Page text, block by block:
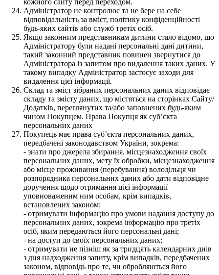
Адміністратор не контролює та не бере на себе
відповідальність за вміст, політику конфіденційності
будь-яких сайтів або служб третіх осіб.
Якщо законним представникам дитини стало відомо, що
Адміністратору були надані персональні дані дитини,
такий законний представник повинен звернутися до
Адміністратора із запитом про видалення таких даних. У
такому випадку Адміністратор застосує заходи для
видалення цієї інформації.
Склад та зміст зібраних персональних даних відповідає
складу та змісту даних, що містяться на сторінках Сайту/
Додатків, переглянутих та/або заповнених будь-яким
чином Покупцем. Права Покупця як суб’єкта
персональних даних
Покупець має права суб’єкта персональних даних,
передбачені законодавством України, зокрема:
- знати про джерела збирання, місцезнаходження своїх
персональних даних, мету їх обробки, місцезнаходження
або місце проживання (перебування) володільця чи
розпорядника персональних даних або дати відповідне
доручення щодо отримання цієї інформації
уповноваженим ним особам, крім випадків,
встановлених законом;
- отримувати інформацію про умови надання доступу до
персональних даних, зокрема інформацію про третіх
осіб, яким передаються його персональні дані;
- на доступ до своїх персональних даних;
- отримувати не пізніш як за тридцять календарних днів
з дня надходження запиту, крім випадків, передбачених
законом, відповідь про те, чи обробляються його